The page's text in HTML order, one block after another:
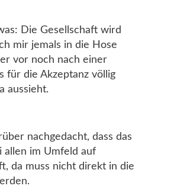
Die Gesellschaft wird
mir jemals in die Hose
vor noch nach einer
für die Akzeptanz völlig
aussieht.
nachgedacht, dass das
allen im Umfeld auf
da muss nicht direkt in die